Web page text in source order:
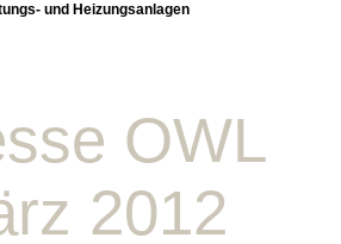
und Heizungsanlagen
OWL
2012